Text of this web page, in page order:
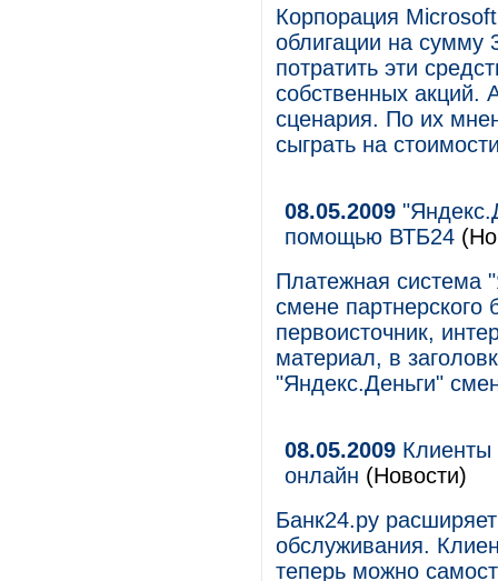
Корпорация
облигации на
потратить эти
собственных акций.
сценария. По их
сыграть на
08.05.2009
помощью ВТБ24
Платежная система
смене
первоисточник,
материал, в
"Яндекс.Деньги"
08.05.2009 Клиенты
онлайн (Новости)
Банк24.ру
обслуживания.
теперь можно